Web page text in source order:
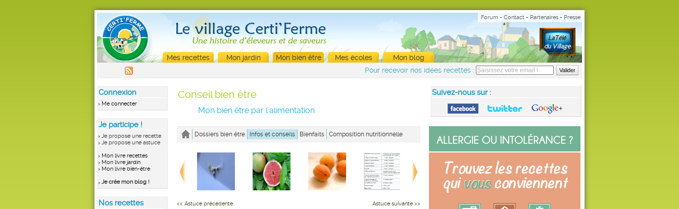
Forum - Contact - Partenaires - Presse
Mes recettes Mon jardin Mon bien être Mes écoles
Mon blog
Pour recevoir nos idées recettes :
Connexion
Me connecter
Je participe !
Je propose une recette
Je propose une astuce
Mon livre recettes
Mon livre jardin
Mon livre bien-être
Je crée mon blog !
Nos recettes
Suivez-nous sur :
Conseil bien être
Mon bien être par l'alimentation
Dossiers bien être Infos et conseils Bienfaits Composition nutritionnelle
Astuce suivante >>
<< Astuce précédente